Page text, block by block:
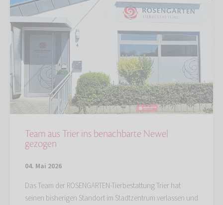
Team aus Trier ins benachbarte Newel
gezogen
04. Mai 2026
Das Team der ROSENGARTEN-Tierbestattung Trier hat
seinen bisherigen Standort im Stadtzentrum verlassen und